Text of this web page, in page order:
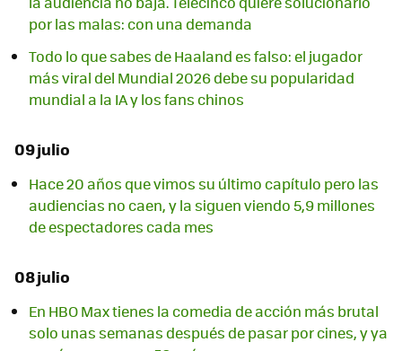
por las malas: con una demanda
Todo lo que sabes de Haaland es falso: el jugador
más viral del Mundial 2026 debe su popularidad
mundial a la IA y los fans chinos
09 julio
Hace 20 años que vimos su último capítulo pero las
audiencias no caen, y la siguen viendo 5,9 millones
de espectadores cada mes
08 julio
En HBO Max tienes la comedia de acción más brutal
solo unas semanas después de pasar por cines, y ya